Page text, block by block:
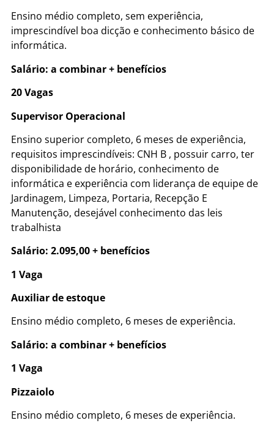
Ensino médio completo, sem experiência,
imprescindível boa dicção e conhecimento básico de
informática.
Salário: a combinar + benefícios
20 Vagas
Supervisor Operacional
Ensino superior completo, 6 meses de experiência,
requisitos imprescindíveis: CNH B , possuir carro, ter
disponibilidade de horário, conhecimento de
informática e experiência com liderança de equipe de
Jardinagem, Limpeza, Portaria, Recepção E
Manutenção, desejável conhecimento das leis
trabalhista
Salário: 2.095,00 + benefícios
1 Vaga
Auxiliar de estoque
Ensino médio completo, 6 meses de experiência.
Salário: a combinar + benefícios
1 Vaga
Pizzaiolo
Ensino médio completo, 6 meses de experiência.